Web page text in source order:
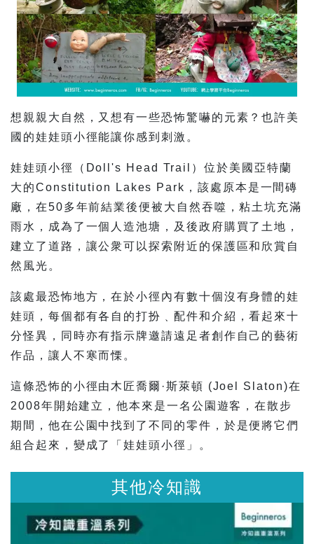
想親親大自然，又想有一些恐怖驚嚇的元素？也許美
國的娃娃頭小徑能讓你感到刺激。
娃娃頭小徑（Doll's Head Trail）位於美國亞特蘭
大的Constitution Lakes Park，該處原本是一間磚
廠，在50多年前結業後便被大自然吞噬，粘土坑充滿
雨水，成為了一個人造池塘，及後政府購買了土地，
建立了道路，讓公衆可以探索附近的保護區和欣賞自
然風光。
該處最恐怖地方，在於小徑內有數十個沒有身體的娃
娃頭，每個都有各自的打扮﹑配件和介紹，看起來十
分怪異，同時亦有指示牌邀請遠足者創作自己的藝術
作品，讓人不寒而慄。
這條恐怖的小徑由木匠喬爾·斯萊頓 (Joel Slaton)在
2008年開始建立，他本來是一名公園遊客，在散步
期間，他在公園中找到了不同的零件，於是便將它們
組合起來，變成了「娃娃頭小徑」。
其他冷知識